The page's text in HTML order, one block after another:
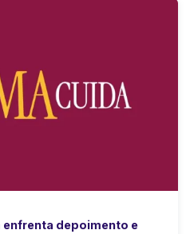
enfrenta depoimento e